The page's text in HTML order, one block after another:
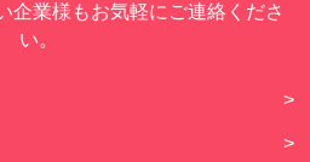
企業様もお気軽にご連絡くださ
い。
>
>